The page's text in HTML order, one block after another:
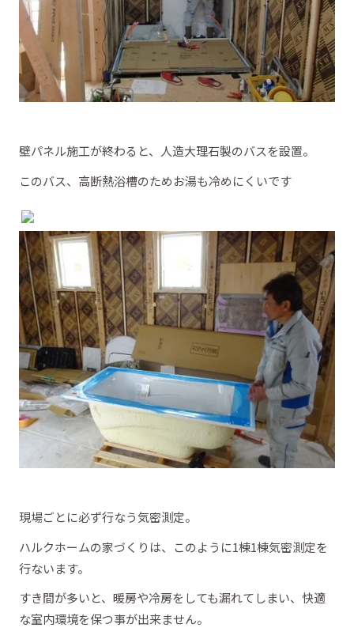
壁パネル施工が終わると、人造大理石製のバスを設置。
このバス、高断熱浴槽のためお湯も冷めにくいです
現場ごとに必ず行なう気密測定。
ハルクホームの家づくりは、このように1棟1棟気密測定を
行ないます。
すき間が多いと、暖房や冷房をしても漏れてしまい、快適
な室内環境を保つ事が出来ません。